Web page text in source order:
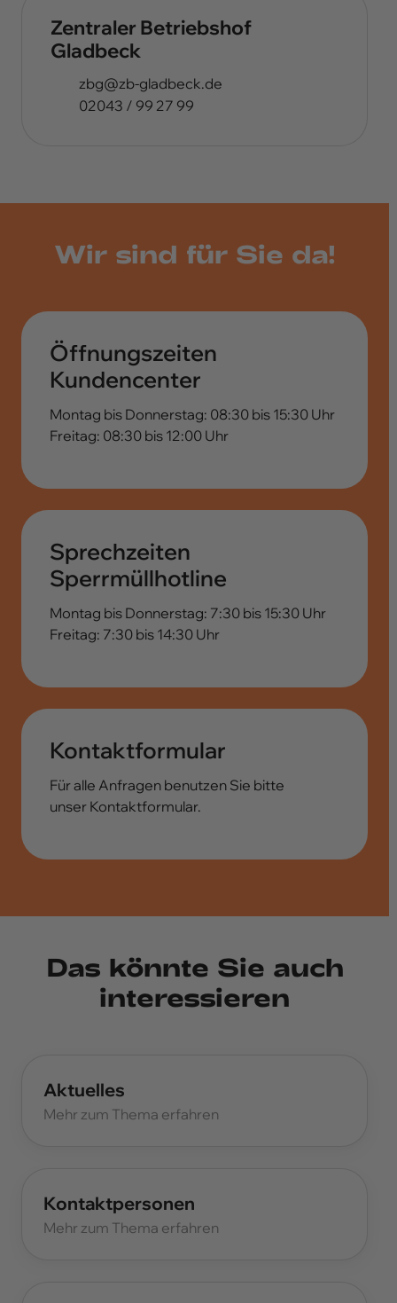
Zentraler Betriebshof
Gladbeck
ed.kcebdalg-bz@gbz
02043 / 99 27 99
Wir sind für Sie da!
Öffnungszeiten
Kundencenter
Montag bis Donnerstag: 08:30 bis 15:30 Uhr
Freitag: 08:30 bis 12:00 Uhr
Sprechzeiten
Sperrmüllhotline
Montag bis Donnerstag: 7:30 bis 15:30 Uhr
Freitag: 7:30 bis 14:30 Uhr
Kontaktformular
Für alle Anfragen benutzen Sie bitte
unser Kontaktformular.
Das könnte Sie auch
interessieren
Aktuelles
Mehr zum Thema erfahren
Kontaktpersonen
Mehr zum Thema erfahren